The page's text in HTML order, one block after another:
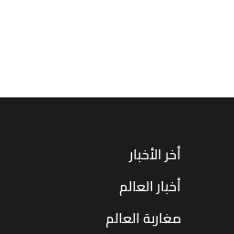
أخر الأخبار
أخبار العالم
مغاربة العالم